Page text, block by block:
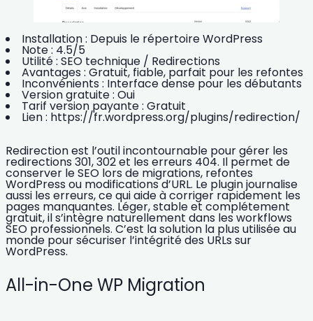
Installation : Depuis le répertoire WordPress
Note : 4.5/5
Utilité : SEO technique / Redirections
Avantages : Gratuit, fiable, parfait pour les refontes
Inconvénients : Interface dense pour les débutants
Version gratuite : Oui
Tarif version payante : Gratuit
Lien : https://fr.wordpress.org/plugins/redirection/
Redirection est l’outil incontournable pour gérer les
redirections 301, 302 et les erreurs 404. Il permet de
conserver le SEO lors de migrations, refontes
WordPress ou modifications d’URL. Le plugin journalise
aussi les erreurs, ce qui aide à corriger rapidement les
pages manquantes. Léger, stable et complétement
gratuit, il s’intègre naturellement dans les workflows
SEO professionnels. C’est la solution la plus utilisée au
monde pour sécuriser l’intégrité des URLs sur
WordPress.
All-in-One WP Migration